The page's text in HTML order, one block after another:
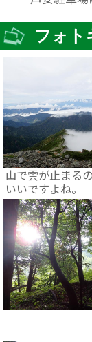
フォト
山で雲が止まる
いいですよね。